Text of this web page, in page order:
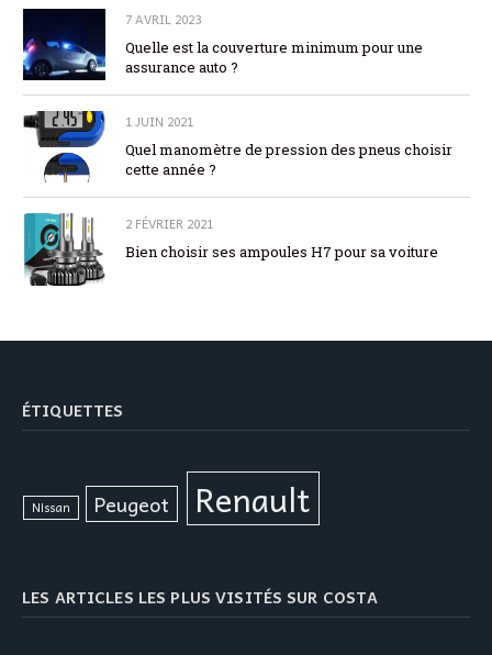
7 AVRIL 2023
Quelle est la couverture minimum pour une
assurance auto ?
1 JUIN 2021
Quel manomètre de pression des pneus choisir
cette année ?
2 FÉVRIER 2021
Bien choisir ses ampoules H7 pour sa voiture
ÉTIQUETTES
Nissan Peugeot Renault
LES ARTICLES LES PLUS VISITÉS SUR COSTA